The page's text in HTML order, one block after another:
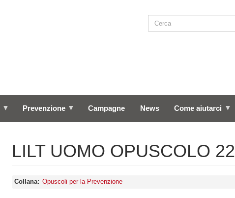
SEARCH
Prevenzione Campagne News Come aiutarci
LILT UOMO OPUSCOLO 22
Collana Opuscoli per la Prevenzione